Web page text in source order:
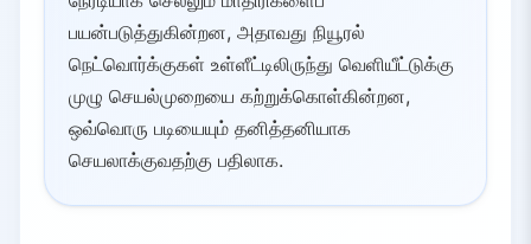
பயன்படுத்துகின்றன, அதாவது நியூரல்
நெட்வொர்க்குகள் உள்ளீட்டிலிருந்து வெளியீட்டுக்கு
முழு செயல்முறையை கற்றுக்கொள்கின்றன,
ஒவ்வொரு படியையும் தனித்தனியாக
செயலாக்குவதற்கு பதிலாக.